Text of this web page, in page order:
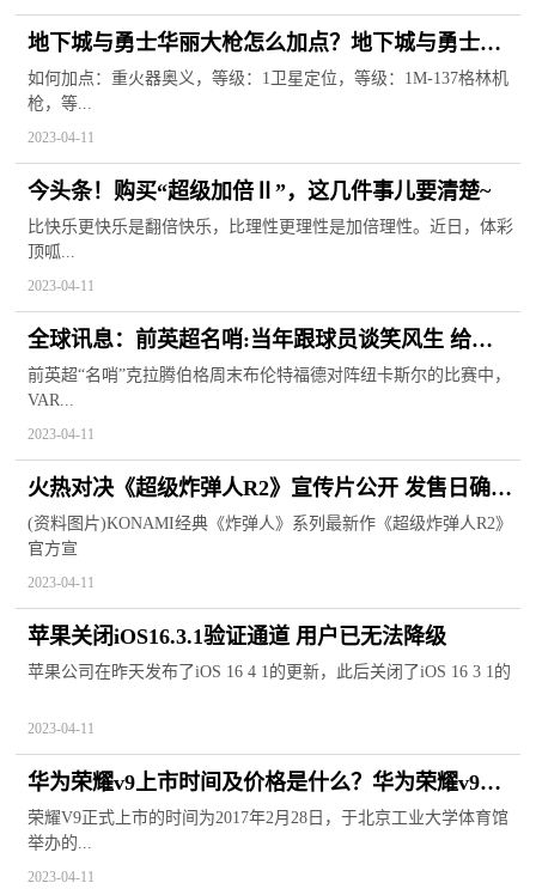
地下城与勇士华丽大枪怎么加点？地下城与勇士华
丽大枪装备搭配
如何加点：重火器奥义，等级：1卫星定位，等级：1M-137格林机
枪，等...
2023-04-11
今头条！购买“超级加倍Ⅱ”，这几件事儿要清楚~
比快乐更快乐是翻倍快乐，比理性更理性是加倍理性。近日，体彩
顶呱...
2023-04-11
全球讯息：前英超名哨:当年跟球员谈笑风生 给
PGMOL支招
前英超“名哨”克拉腾伯格周末布伦特福德对阵纽卡斯尔的比赛中，
VAR...
2023-04-11
火热对决《超级炸弹人R2》宣传片公开 发售日确认|
观察
(资料图片)KONAMI经典《炸弹人》系列最新作《超级炸弹人R2》
官方宣
2023-04-11
苹果关闭iOS16.3.1验证通道 用户已无法降级
苹果公司在昨天发布了iOS 16 4 1的更新，此后关闭了iOS 16 3 1的
2023-04-11
华为荣耀v9上市时间及价格是什么？华为荣耀v9配
置参数
荣耀V9正式上市的时间为2017年2月28日，于北京工业大学体育馆
举办的...
2023-04-11